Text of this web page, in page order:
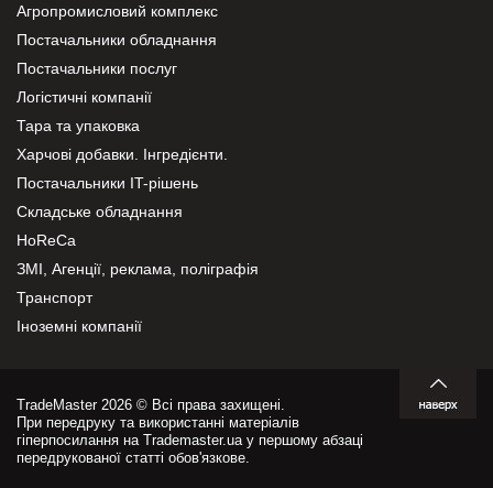
Агропромисловий комплекс
Постачальники обладнання
Постачальники послуг
Логістичні компанії
Тара та упаковка
Харчові добавки. Інгредієнти.
Постачальники IT-рішень
Складське обладнання
HoReCa
ЗМІ, Агенції, реклама, поліграфія
Транспорт
Іноземні компанії
TradeMaster 2026 © Всі права захищені.
При передруку та використанні матеріалів
гіперпосилання на Trademaster.ua у першому абзаці
передрукованої статті обов'язкове.